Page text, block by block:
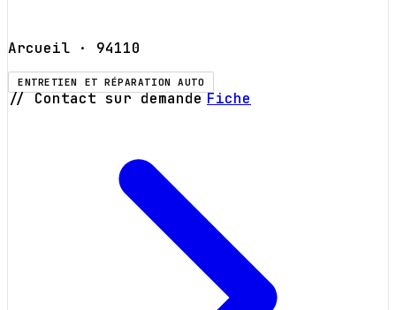
Arcueil · 94110
ENTRETIEN ET RÉPARATION AUTO
// Contact sur demande Fiche